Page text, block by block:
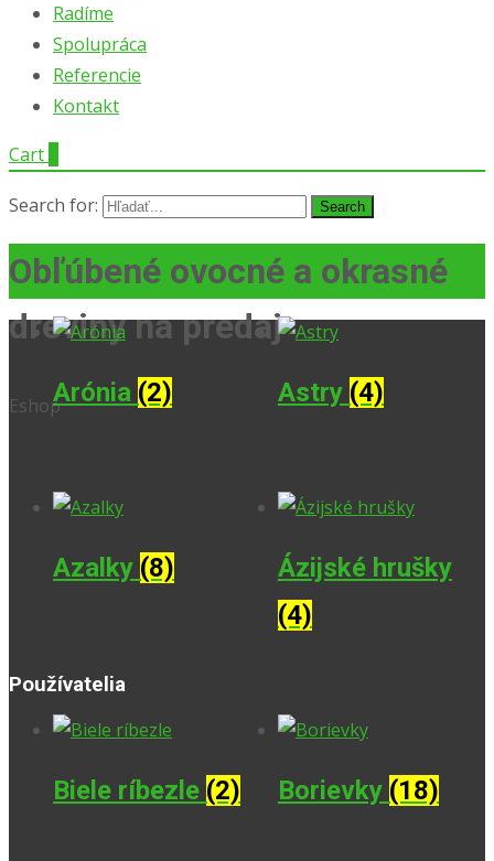
Radíme
Spolupráca
Referencie
Kontakt
Cart
Search for:
Obľúbené ovocné a okrasné
dreviny na predaj
EshopArónia (2) Astry (4)
Azalky (8)
Ázijské hrušky
(4)
Biele ríbezle (2) Borievky (18)
Používatelia